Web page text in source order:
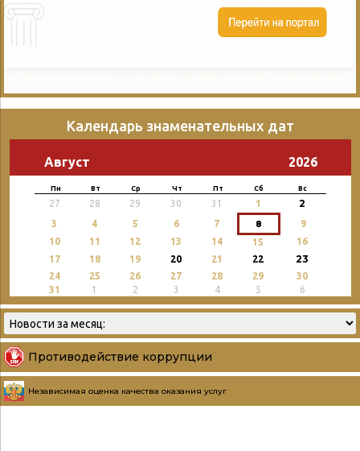
Календарь знаменательных дат
Август 2026
Пн Вт Ср Чт Пт Сб Вс
27 28 29 30 31 1 2
3 4 5 6 7 8
9
10
11 12 13 14 15
16
17
18 19 20 21 22 23
24 25 26 27 28 29
30
31
1 2 3 4 5 6
Противодействие коррупции
Независимая оценка качества оказания услуг